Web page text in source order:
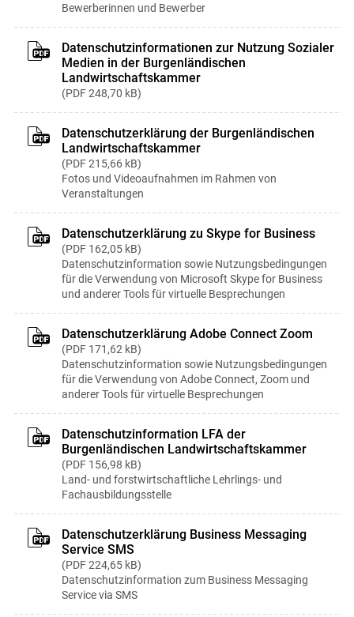
Bewerberinnen und Bewerber
Datenschutzinformationen zur Nutzung Sozialer
Medien in der Burgenländischen
Landwirtschaftskammer
PDF 248,70 kB
Datenschutzerklärung der Burgenländischen
Landwirtschaftskammer
PDF 215,66 kB
Fotos und Videoaufnahmen im Rahmen von
Veranstaltungen
Datenschutzerklärung zu Skype for Business
PDF 162,05 kB
Datenschutzinformation sowie Nutzungsbedingungen
für die Verwendung von Microsoft Skype for Business
und anderer Tools für virtuelle Besprechungen
Datenschutzerklärung Adobe Connect Zoom
PDF 171,62 kB
Datenschutzinformation sowie Nutzungsbedingungen
für die Verwendung von Adobe Connect, Zoom und
anderer Tools für virtuelle Besprechungen
Datenschutzinformation LFA der
Burgenländischen Landwirtschaftskammer
PDF 156,98 kB
Land- und forstwirtschaftliche Lehrlings- und
Fachausbildungsstelle
Datenschutzerklärung Business Messaging
Service SMS
PDF 224,65 kB
Datenschutzinformation zum Business Messaging
Service via SMS